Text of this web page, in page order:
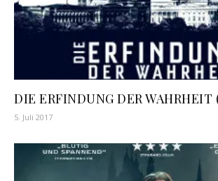
DIE ERFINDUNG DER WAHRHEIT
5. Juli 2017